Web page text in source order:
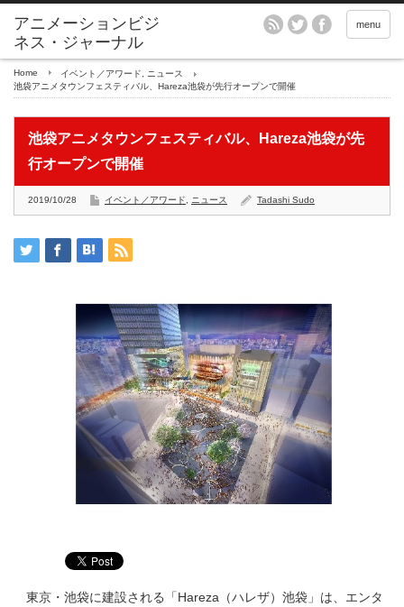
アニメーションビジ
ネス・ジャーナル
menu
Home イベント／アワード
ニュース
池袋アニメタウンフェスティバル、Hareza池袋が先行オープンで開催
池袋アニメタウンフェスティバル、Hareza池袋が先
行オープンで開催
2019/10/28 イベント／アワード ニュース Tadashi Sudo
東京・池袋に建設される「Hareza（ハレザ）池袋」は、エンタ